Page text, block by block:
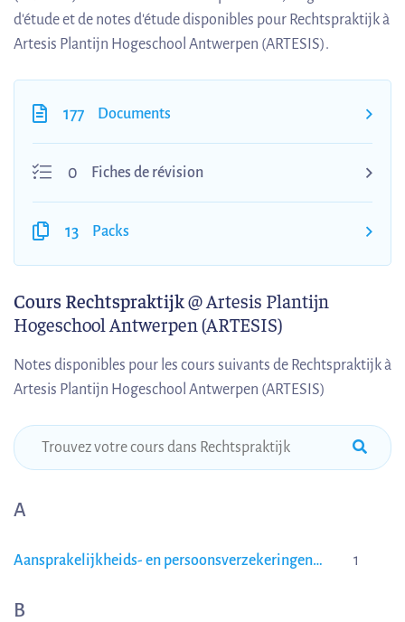
d'étude et de notes d'étude disponibles pour Rechtspraktijk à
Artesis Plantijn Hogeschool Antwerpen (ARTESIS).
177 Documents
0 Fiches de révision
13 Packs
Cours Rechtspraktijk@ Artesis Plantijn
Hogeschool Antwerpen (ARTESIS)
Notes disponibles pour les cours suivants de Rechtspraktijk à
Artesis Plantijn Hogeschool Antwerpen (ARTESIS)
A
Aansprakelijkheids- en persoonsverzekeringen
1
B